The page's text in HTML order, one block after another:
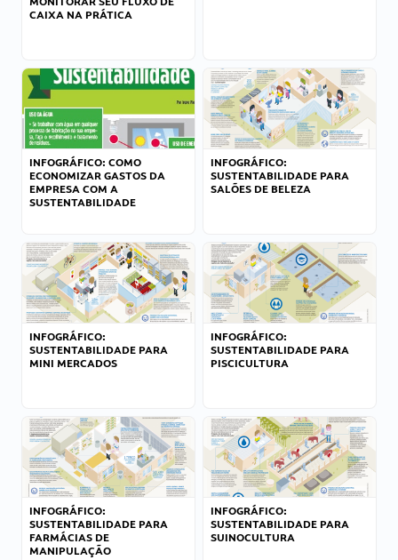
CAIXA NA PRÁTICA
INFOGRÁFICO: COMO
ECONOMIZAR GASTOS DA
EMPRESA COM A
SUSTENTABILIDADE
INFOGRÁFICO:
SUSTENTABILIDADE PARA
SALÕES DE BELEZA
INFOGRÁFICO:
SUSTENTABILIDADE PARA
MINI MERCADOS
INFOGRÁFICO:
SUSTENTABILIDADE PARA
PISCICULTURA
INFOGRÁFICO:
SUSTENTABILIDADE PARA
FARMÁCIAS DE
MANIPULAÇÃO
INFOGRÁFICO:
SUSTENTABILIDADE PARA
SUINOCULTURA